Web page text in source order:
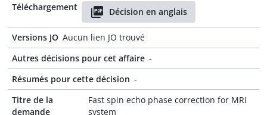
Téléchargement
Décision en anglais
Versions JO Aucun lien JO trouvé
Autres décisions pour cet affaire -
Résumés pour cette décision -
Titre de la
demande
Fast spin echo phase correction for MRI
system